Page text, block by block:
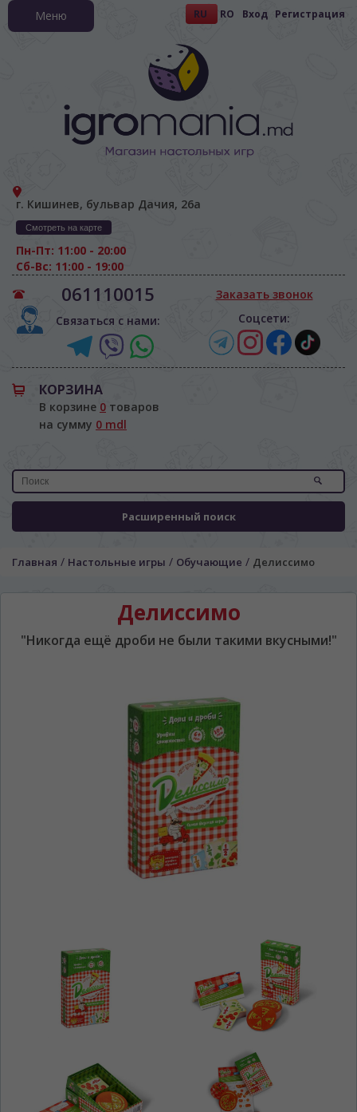
RU RO Вход Регистрация
г. Кишинев, бульвар Дачия, 26а
Смотреть на карте
Пн-Пт: 11:00 - 20:00
Сб-Вс: 11:00 - 19:00
061110015
Связаться с нами:
Заказать звонок
Соцсети:
КОРЗИНА
В корзине 0 товаров
на сумму 0 mdl
Расширенный поиск
Меню
Главная / Настольные игры / Обучающие / Делиссимо
Делиссимо
"Никогда ещё дроби не были такими вкусными!"